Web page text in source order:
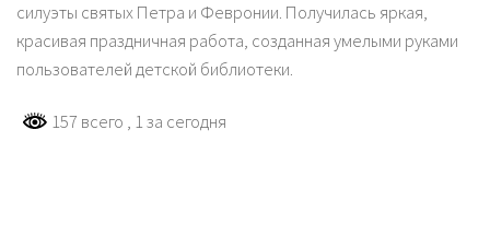
силуэты святых Петра и Февронии. Получилась яркая,
красивая праздничная работа, созданная умелыми руками
пользователей детской библиотеки.
157 всего , 1 за сегодня